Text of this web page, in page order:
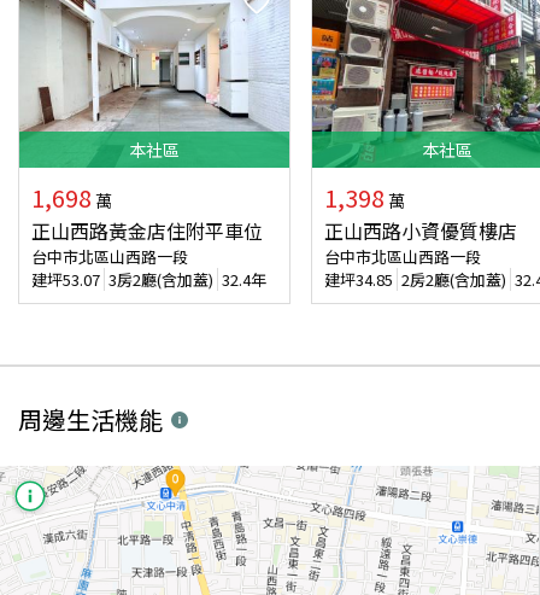
本社區
1,698 萬
正山西路黃金店住附平車位
台中市北區山西路一段
建坪53.07 3房2廳(含加蓋) 32.4年
本社區
1,398 萬
正山西路小資優質樓店
台中市北區山西路一段
建坪34.85 2房2廳(含加蓋)
周邊生活機能